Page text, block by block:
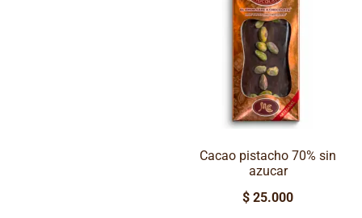
Cacao pistacho 70% sin
azucar
$ 25.000